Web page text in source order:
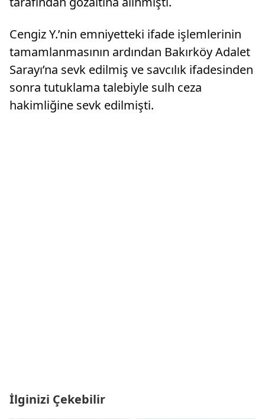
Cengiz Y.’nin emniyetteki ifade işlemlerinin
tamamlanmasının ardından Bakırköy Adalet
Sarayı’na sevk edilmiş ve savcılık ifadesinden
sonra tutuklama talebiyle sulh ceza
hakimliğine sevk edilmişti.
İlginizi Çekebilir